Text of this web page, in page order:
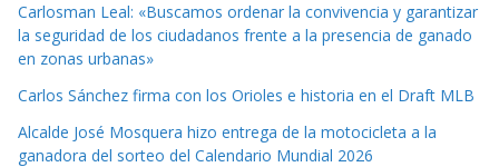
Carlosman Leal: «Buscamos ordenar la convivencia y garantizar
la seguridad de los ciudadanos frente a la presencia de ganado
en zonas urbanas»
Carlos Sánchez firma con los Orioles e historia en el Draft MLB
Alcalde José Mosquera hizo entrega de la motocicleta a la
ganadora del sorteo del Calendario Mundial 2026